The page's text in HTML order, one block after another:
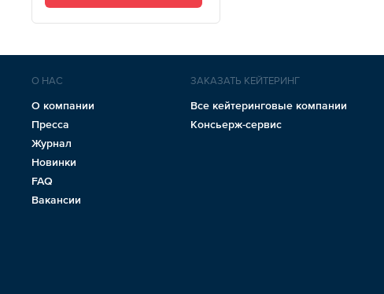
О НАС
О компании
Пресса
Журнал
Новинки
FAQ
Вакансии
ЗАКАЗАТЬ КЕЙТЕРИНГ
Все кейтеринговые компании
Консьерж-сервис